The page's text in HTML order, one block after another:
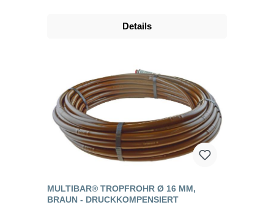
Details
MULTIBAR® TROPFROHR Ø 16 MM,
BRAUN - DRUCKKOMPENSIERT